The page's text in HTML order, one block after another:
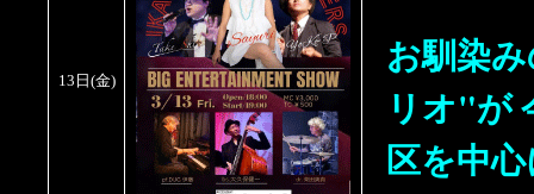
13日(金)
お馴染
リオ"が
区を中